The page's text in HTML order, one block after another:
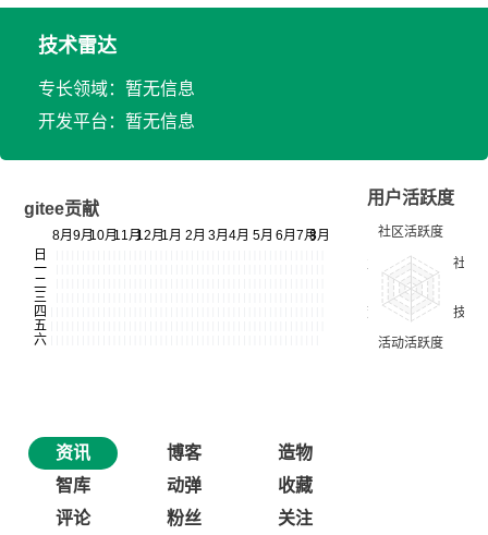
技术雷达
专长领域：暂无信息
开发平台：暂无信息
gitee贡献
用户活跃度
资讯 博客
造物
智库
动弹
收藏
评论
粉丝 关注